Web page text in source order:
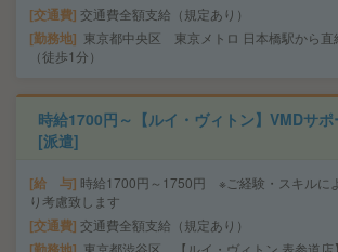
交通費 交通費全額支給（規定あり）
勤務地
東京都中央区 東京メトロ 日本橋駅から直
（徒歩1分）
時給1700円～【ルイ・ヴィトン】VMDサ
[派遣]
給 与 時給1700円～1750円 ※ご経験・スキルに
り考慮致します
交通費 交通費全額支給（規定あり）
東京都渋谷区 【ルイ・ヴィトン 表参道店】